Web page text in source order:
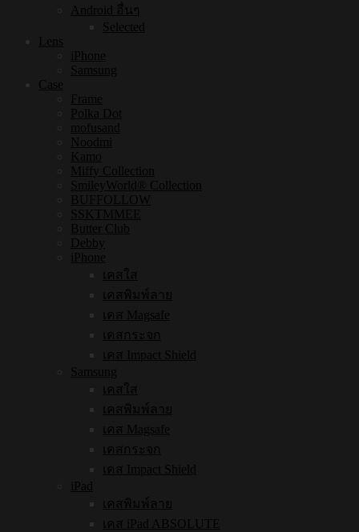
Android อื่นๆ
Selected
Lens
iPhone
Samsung
Case
Frame
Polka Dot
mofusand
Noodmi
Kamo
Miffy Collection
SmileyWorld® Collection
BUFFOLLOW
SSKTMMEE
Butter Club
Debby
iPhone
เคสใส
เคสพิมพ์ลาย
เคส Magsafe
เคสกระจก
เคส Impact Shield
Samsung
เคสใส
เคสพิมพ์ลาย
เคส Magsafe
เคสกระจก
เคส Impact Shield
iPad
เคสพิมพ์ลาย
เคส iPad ABSOLUTE